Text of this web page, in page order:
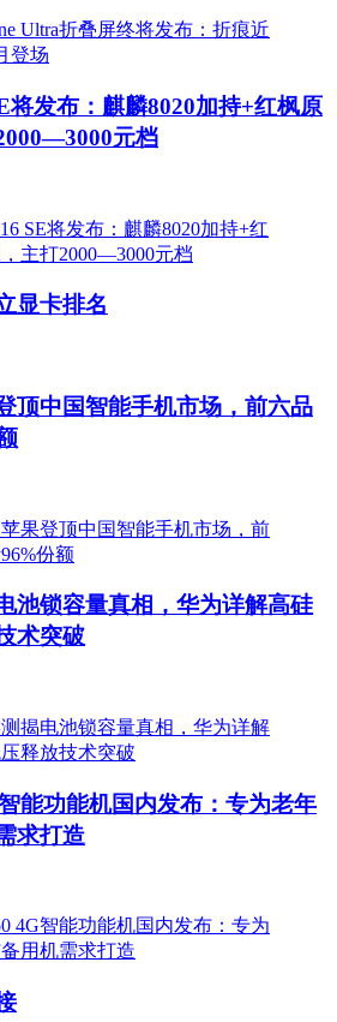
将发布：麒麟8020加持+红枫原
元档
显卡排名
顶中国智能手机市场，前六品
池锁容量真相，华为详解高硅
术突破
能功能机国内发布：专为老年
求打造